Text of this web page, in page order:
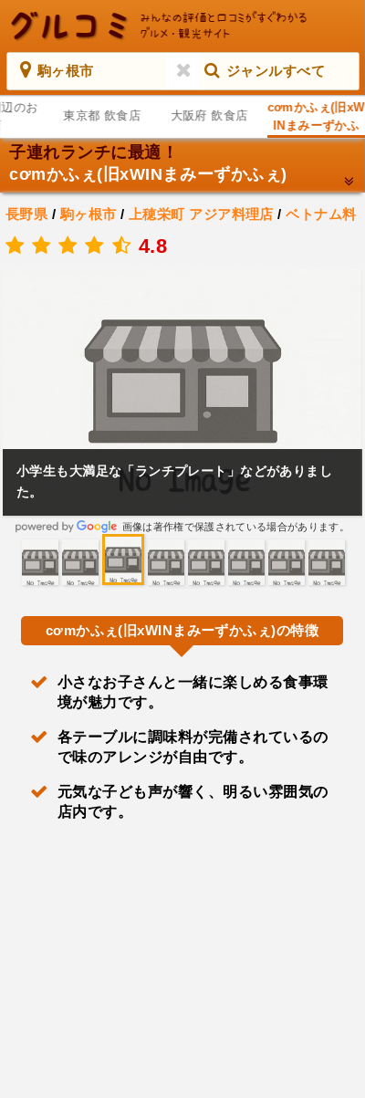
駒ヶ根市 ジャンルすべて
のお
東京都 飲食店 大阪府 飲食店
cơmかふぇ(旧xW
INまみーずかふ
ぇ)
子連れランチに最適！
cơmかふぇ(旧xWINまみーずかふぇ)
長野県 / 駒ヶ根市 / 上穂栄町 アジア料理店 /ベトナム料
.
4.8
小学生も大満足な「ランチプレート」などがありまし
た。
画像は著作権で保護されている場合があります。
cơmかふぇ(旧xWINまみーずかふぇ)の特徴
小さなお子さんと一緒に楽しめる食事環
境が魅力です。
各テーブルに調味料が完備されているの
で味のアレンジが自由です。
元気な子ども声が響く、明るい雰囲気の
店内です。